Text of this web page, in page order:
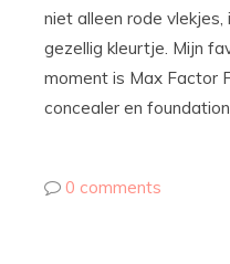
niet alleen rode
gezellig kleurtje. Mijn
moment is Max Factor
concealer en
0 comments